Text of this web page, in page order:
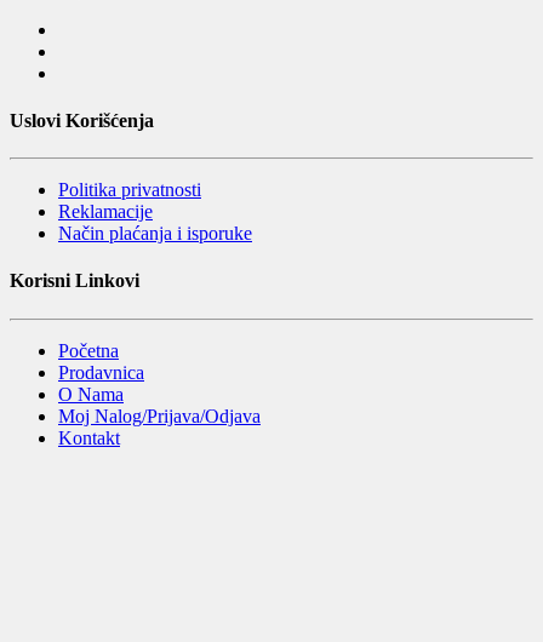
Uslovi Korišćenja
Politika privatnosti
Reklamacije
Način plaćanja i isporuke
Korisni Linkovi
Početna
Prodavnica
O Nama
Moj Nalog/Prijava/Odjava
Kontakt